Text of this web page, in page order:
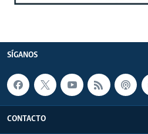
SÍGANOS
CONTACTO